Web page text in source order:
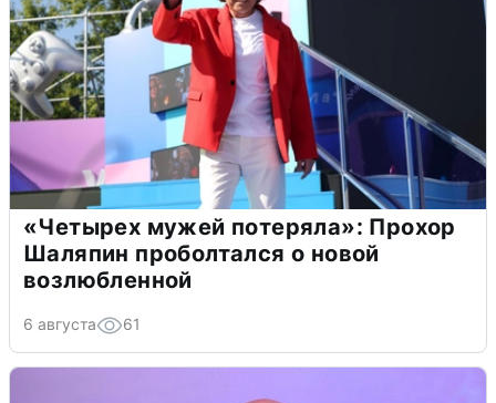
«Четырех мужей потеряла»: Прохор
Шаляпин проболтался о новой
возлюбленной
6 августа 61